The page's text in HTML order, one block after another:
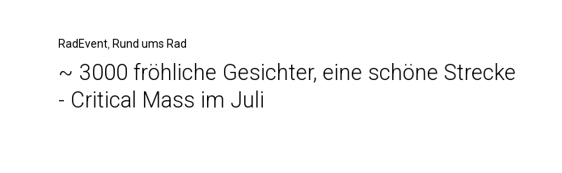
Vorheriger
Beitrag
RadEvent Rund ums Rad
~ 3000 fröhliche Gesichter, eine schöne Strecke
- Critical Mass im Juli